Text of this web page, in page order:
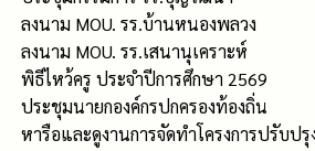
ลงนาม MOU. รร.บ้านหนองพลวง
ลงนาม MOU. รร.เสนานุเคราะห์
พิธีไหว้ครู ประจำปีการศึกษา 2569
ประชุมนายกองค์กรปกครองท้องถิ่น
หารือและดูงานการจัดทำโครงการปรับป